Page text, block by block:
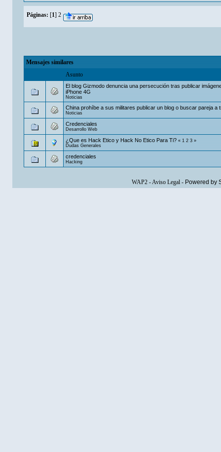
Páginas: [1] 2
Mensajes similares
Asunto
El blog Gizmodo denuncia una persecución tras publicar
iPhone 4G
Noticias
China prohíbe a sus militares publicar un blog o buscar pareja a
Noticias
Credenciales
Desarrollo Web
¿Que es Hack Etico y Hack No Etico Para Ti? «1 2 3»
Dudas Generales
credenciales
Hacking
WAP2-Aviso Legal- Powered by